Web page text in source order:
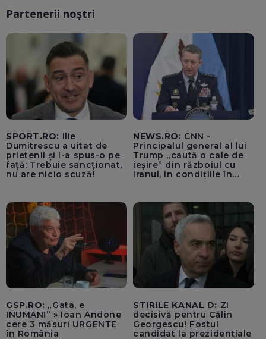
Partenerii noștri
SPORT.RO: Ilie
Dumitrescu a uitat de
prietenii și i-a spus-o pe
față: Trebuie sancționat,
nu are nicio scuză!
NEWS.RO: CNN -
Principalul general al lui
Trump „caută o cale de
ieșire” din războiul cu
Iranul, în condițiile în
GSP.RO: „Gata, e
INUMAN!” » Ioan Andone
cere 3 măsuri URGENTE
în România
STIRILE KANAL D: Zi
decisivă pentru Călin
Georgescu! Fostul
candidat la prezidențiale